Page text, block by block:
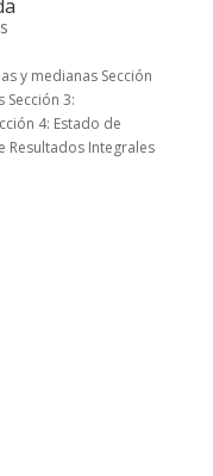
y medianas Sección
3:
4: Estado de
Resultados Integrales